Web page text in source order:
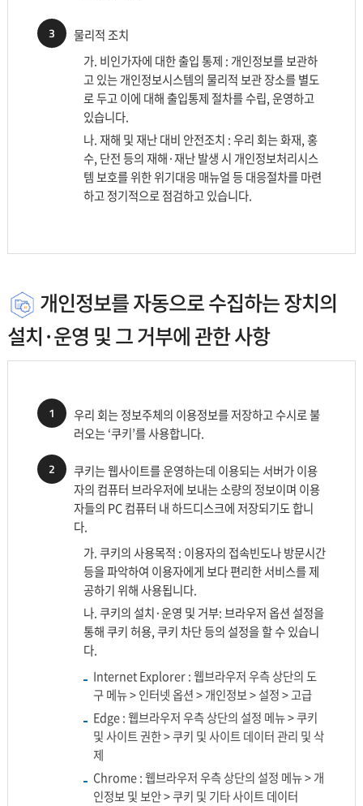
3
물리적 조치
가. 비인가자에 대한 출입 통제 : 개인정보를 보관하
고 있는 개인정보시스템의 물리적 보관 장소를 별도
로 두고 이에 대해 출입통제 절차를 수립, 운영하고
있습니다.
나. 재해 및 재난 대비 안전조치 : 우리 회는 화재, 홍
수, 단전 등의 재해·재난 발생 시 개인정보처리시스
템 보호를 위한 위기대응 매뉴얼 등 대응절차를 마련
하고 정기적으로 점검하고 있습니다.
개인정보를 자동으로 수집하는 장치의
설치·운영 및 그 거부에 관한 사항
1
우리 회는 정보주체의 이용정보를 저장하고 수시로 불
러오는 ‘쿠키’를 사용합니다.
2
쿠키는 웹사이트를 운영하는데 이용되는 서버가 이용
자의 컴퓨터 브라우저에 보내는 소량의 정보이며 이용
자들의 PC 컴퓨터 내 하드디스크에 저장되기도 합니
다.
가. 쿠키의 사용목적 : 이용자의 접속빈도나 방문시간
등을 파악하여 이용자에게 보다 편리한 서비스를 제
공하기 위해 사용됩니다.
나. 쿠키의 설치·운영 및 거부: 브라우저 옵션 설정을
통해 쿠키 허용, 쿠키 차단 등의 설정을 할 수 있습니
다.
Internet Explorer : 웹브라우저 우측 상단의 도
구 메뉴 > 인터넷 옵션 > 개인정보 > 설정 > 고급
Edge : 웹브라우저 우측 상단의 설정 메뉴 > 쿠키
및 사이트 권한 > 쿠키 및 사이트 데이터 관리 및 삭
제
Chrome : 웹브라우저 우측 상단의 설정 메뉴 > 개
인정보 및 보안 > 쿠키 및 기타 사이트 데이터